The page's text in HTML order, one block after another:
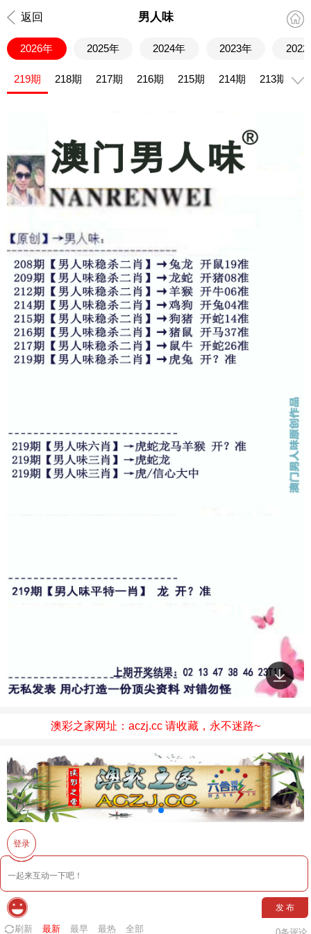
返回 男人味
2026年 2025年 2024年 2023年 2022
219期 218期 217期 216期 215期 214期 213期
澳彩之家网址：aczj.cc 请收藏，永不迷路~
登录
发 布
刷新 最新 最早 最热 全部